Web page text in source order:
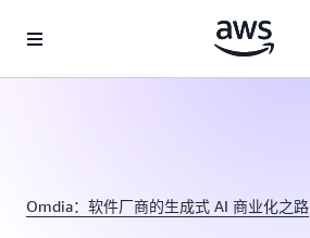
Omdia：软件厂商的生成式 AI 商业化之路